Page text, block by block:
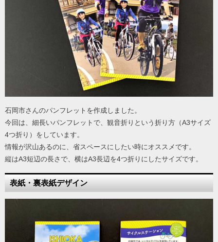
石岡市さんのパンフレットを作成しました。
今回は、細長いパンフレットで、観音折りという折り方（A3サイズ
4つ折り）をしています。
情報が沢山あるのに、省スペースにしたい時にオススメです。
縦はA3短辺の長さで、横はA3長辺を4つ折りにしたサイズです。
表紙・裏表紙デザイン